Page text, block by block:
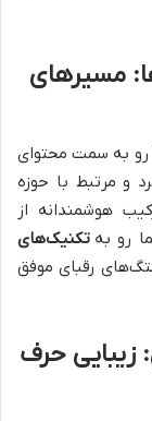
مسیرهای
رو به سمت محتوای
و مرتبط با حوزه
هوشمندانه از
رو به تکنیک‌های
رقبای موفق
حرف